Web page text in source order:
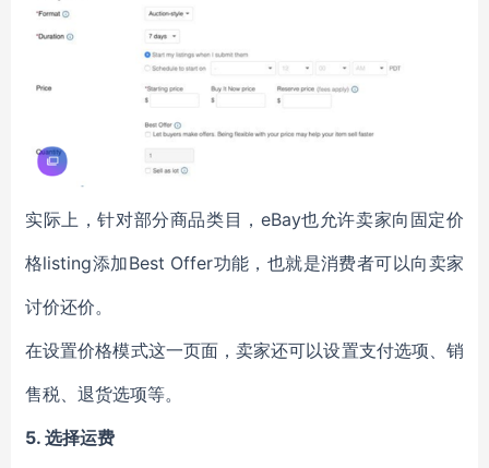
实际上，针对部分商品类目，eBay也允许卖家向固定价
格listing添加Best Offer功能，也就是消费者可以向卖家
讨价还价。
在设置价格模式这一页面，卖家还可以设置支付选项、销
售税、退货选项等。
5. 选择运费